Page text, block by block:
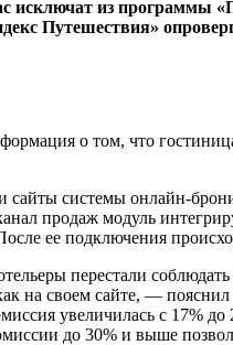
из программы
Путешествия»
о том, что
системы онлайн-
продаж модуль
ее подключения
перестали
на своем сайте, —
увеличилась с 17% до
до 30% и выше